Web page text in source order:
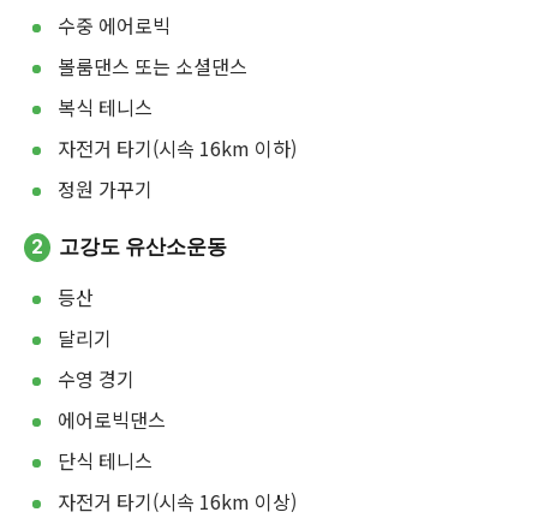
수중 에어로빅
볼룸댄스 또는 소셜댄스
복식 테니스
자전거 타기(시속 16km 이하)
정원 가꾸기
2 고강도 유산소운동
등산
달리기
수영 경기
에어로빅댄스
단식 테니스
자전거 타기(시속 16km 이상)